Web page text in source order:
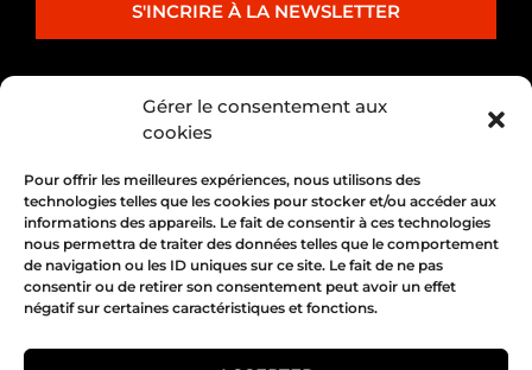
Gérer le consentement aux
cookies
Pour offrir les meilleures expériences, nous utilisons des
technologies telles que les cookies pour stocker et/ou accéder aux
informations des appareils. Le fait de consentir à ces technologies
nous permettra de traiter des données telles que le comportement
de navigation ou les ID uniques sur ce site. Le fait de ne pas
consentir ou de retirer son consentement peut avoir un effet
négatif sur certaines caractéristiques et fonctions.
S'INCRIRE À LA NEWSLETTER
PARTENARIAT